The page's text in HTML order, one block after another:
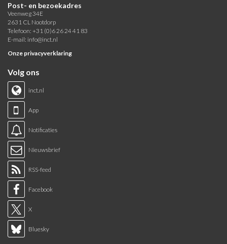
Post- en bezoekadres
Veenweg 34E
2631 CL Nootdorp
Telefoon: +31 (0)6 26 24 41 83
E-mail: info@inct.nl
Onze privacyverklaring
Volg ons
inct.nl
App
Notificaties
Nieuwsbrief
RSS-feed
Facebook
X
Bluesky